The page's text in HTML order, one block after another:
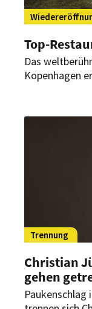
Top-
Das
Kopenhagen
dabei.
Trennung
Christian
gehen
Paukenschlag